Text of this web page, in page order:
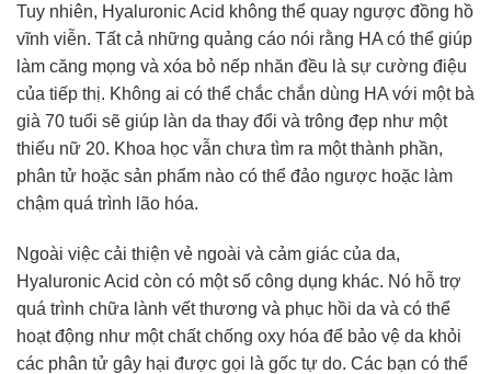
Tuy nhiên, Hyaluronic Acid không thể quay ngược đồng hồ
vĩnh viễn. Tất cả những quảng cáo nói rằng HA có thể giúp
làm căng mọng và xóa bỏ nếp nhăn đều là sự cường điệu
của tiếp thị. Không ai có thể chắc chắn dùng HA với một bà
già 70 tuổi sẽ giúp làn da thay đổi và trông đẹp như một
thiếu nữ 20. Khoa học vẫn chưa tìm ra một thành phần,
phân tử hoặc sản phẩm nào có thể đảo ngược hoặc làm
chậm quá trình lão hóa.
Ngoài việc cải thiện vẻ ngoài và cảm giác của da,
Hyaluronic Acid còn có một số công dụng khác. Nó hỗ trợ
quá trình chữa lành vết thương và phục hồi da và có thể
hoạt động như một chất chống oxy hóa để bảo vệ da khỏi
các phân tử gây hại được gọi là gốc tự do. Các bạn có thể